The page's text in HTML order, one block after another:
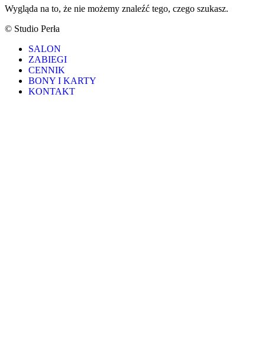
Wygląda na to, że nie możemy znaleźć tego, czego szukasz.
© Studio Perła
SALON
ZABIEGI
CENNIK
BONY I KARTY
KONTAKT